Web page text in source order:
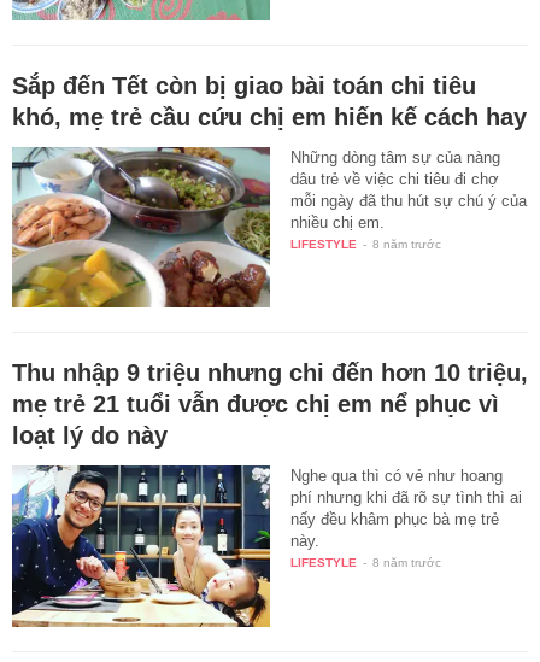
Sắp đến Tết còn bị giao bài toán chi tiêu
khó, mẹ trẻ cầu cứu chị em hiến kế cách hay
Những dòng tâm sự của nàng
dâu trẻ về việc chi tiêu đi chợ
mỗi ngày đã thu hút sự chú ý của
nhiều chị em.
LIFESTYLE - 8 năm trước
Thu nhập 9 triệu nhưng chi đến hơn 10 triệu,
mẹ trẻ 21 tuổi vẫn được chị em nể phục vì
loạt lý do này
Nghe qua thì có vẻ như hoang
phí nhưng khi đã rõ sự tình thì ai
nấy đều khâm phục bà mẹ trẻ
này.
LIFESTYLE - 8 năm trước